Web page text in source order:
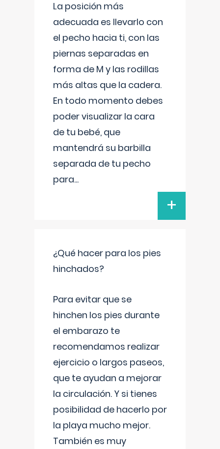
La posición más
adecuada es llevarlo con
el pecho hacia ti, con las
piernas separadas en
forma de M y las rodillas
más altas que la cadera.
En todo momento debes
poder visualizar la cara
de tu bebé, que
mantendrá su barbilla
separada de tu pecho
para...
+
¿Qué hacer para los pies
hinchados?
Para evitar que se
hinchen los pies durante
el embarazo te
recomendamos realizar
ejercicio o largos paseos,
que te ayudan a mejorar
la circulación. Y si tienes
posibilidad de hacerlo por
la playa mucho mejor.
También es muy